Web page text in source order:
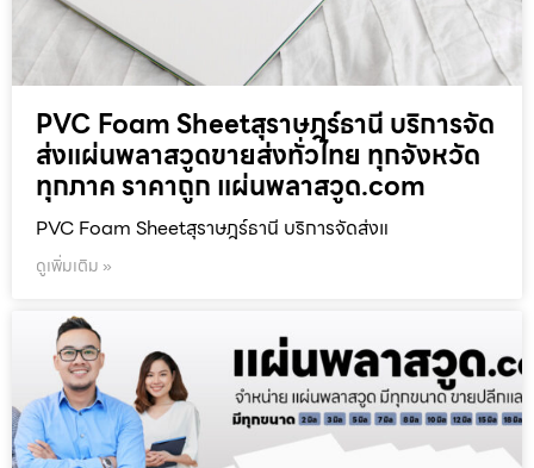
PVC Foam Sheetสุราษฎร์ธานี บริการจัด
ส่งแผ่นพลาสวูดขายส่งทั่วไทย ทุกจังหวัด
ทุกภาค ราคาถูก แผ่นพลาสวูด.com
PVC Foam Sheetสุราษฎร์ธานี บริการจัดส่งแ
ดูเพิ่มเติม »